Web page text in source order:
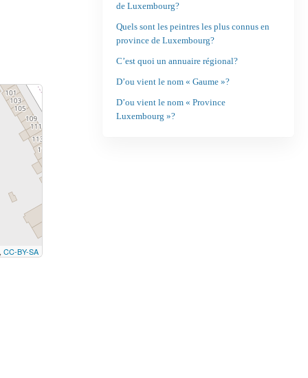
CC-BY-SA
de Luxembourg?
Quels sont les peintres les plus connus en
province de Luxembourg?
C’est quoi un annuaire régional?
D’ou vient le nom « Gaume »?
D’ou vient le nom « Province
Luxembourg »?